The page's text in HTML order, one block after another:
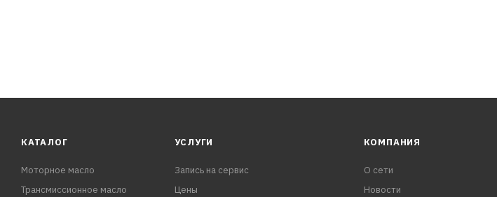
КАТАЛОГ
Моторное масло
Трансмиссионное масло
УСЛУГИ
Запись на сервис
Цены
КОМПАНИЯ
О сети
Новости